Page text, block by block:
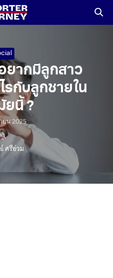
ยากมีลูกสาว
รกับลูกชายใน
ยนี้ ?
น 2025
ศรีอ่วม